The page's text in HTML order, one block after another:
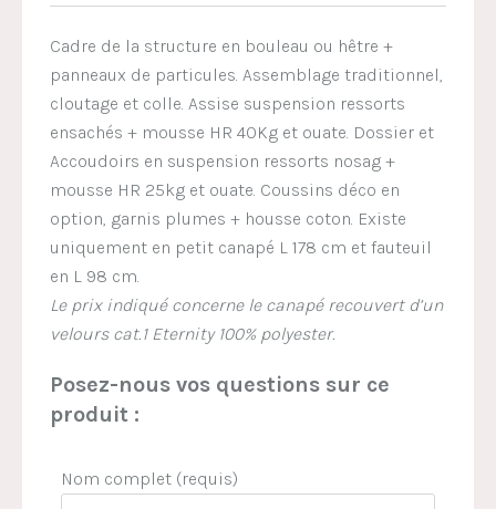
Cadre de la structure en bouleau ou hêtre +
panneaux de particules. Assemblage traditionnel,
cloutage et colle. Assise suspension ressorts
ensachés + mousse HR 40Kg et ouate. Dossier et
Accoudoirs en suspension ressorts nosag +
mousse HR 25kg et ouate. Coussins déco en
option, garnis plumes + housse coton. Existe
uniquement en petit canapé L 178 cm et fauteuil
en L 98 cm.
Le prix indiqué concerne le canapé recouvert d’un
velours cat.1 Eternity 100% polyester.
Posez-nous vos questions sur ce
produit :
Nom complet (requis)